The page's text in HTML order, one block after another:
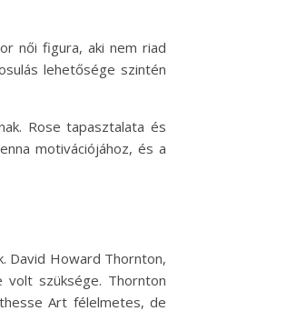
női figura, aki nem riad
lehetősége szintén
Rose tapasztalata és
motivációjához, és a
David Howard Thornton,
szüksége. Thornton
Art félelmetes, de